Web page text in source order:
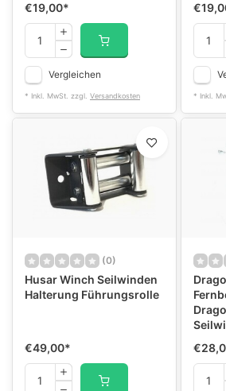
€19,00*
Vergleichen
* Inkl. MwSt. zzgl. Versandkosten * Inkl.
(0)
Husar Winch Seilwinden
Halterung Führungsrolle
€49,00*